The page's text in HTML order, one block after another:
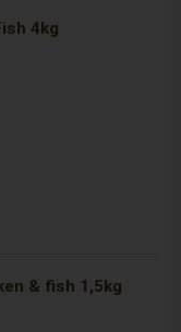
4kg
& fish 1,5kg